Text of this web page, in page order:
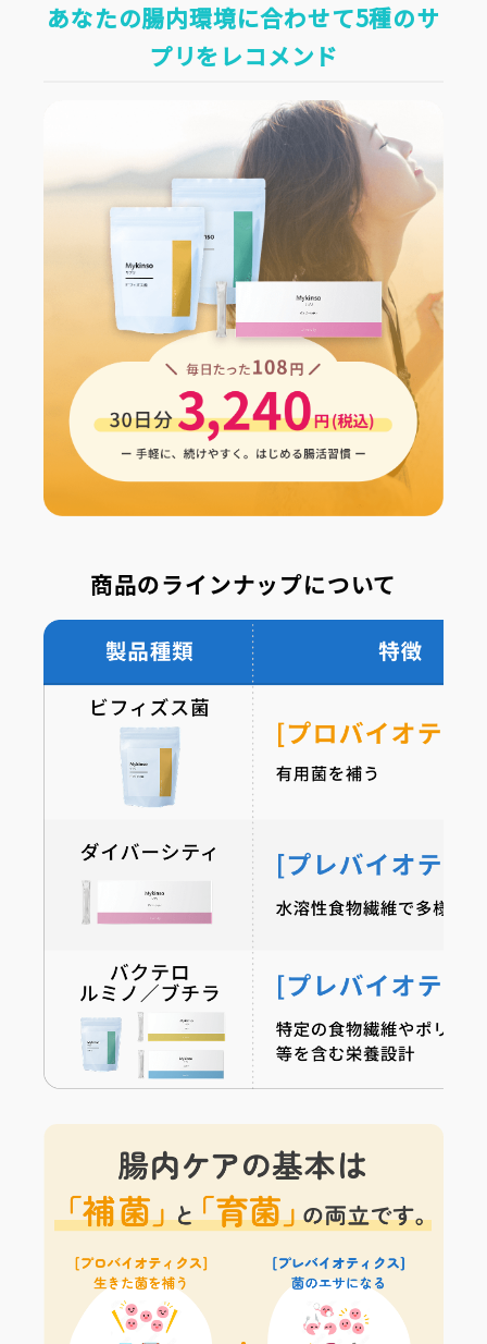
あなたの腸内環境に合わせて5種のサ
プリをレコメンド
商品のラインナップについて